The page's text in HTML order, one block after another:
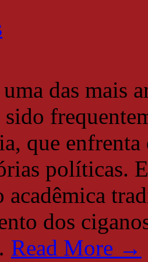
das mais
sido
que enfrenta
políticas.
acadêmica
dos
Read More →